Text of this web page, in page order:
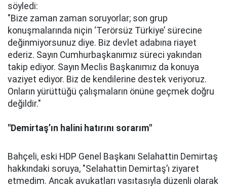
söyledi:
"Bize zaman zaman soruyorlar; son grup
konuşmalarında niçin ‘Terörsüz Türkiye’ sürecine
değinmiyorsunuz diye. Biz devlet adabına riayet
ederiz. Sayın Cumhurbaşkanımız süreci yakından
takip ediyor. Sayın Meclis Başkanımız da konuya
vaziyet ediyor. Biz de kendilerine destek veriyoruz.
Onların yürüttüğü çalışmaların önüne geçmek doğru
değildir."
"Demirtaş’ın halini hatırını sorarım"
Bahçeli, eski HDP Genel Başkanı Selahattin Demirtaş
hakkındaki soruya, "Selahattin Demirtaş’ı ziyaret
etmedim. Ancak avukatları vasıtasıyla düzenli olarak